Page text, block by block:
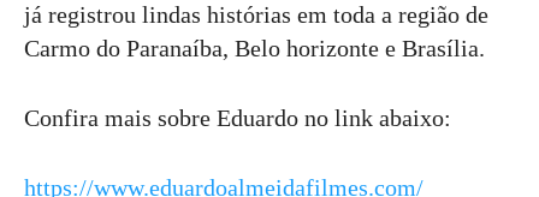
já registrou lindas histórias em toda a região de
Carmo do Paranaíba, Belo horizonte e Brasília.
Confira mais sobre Eduardo no link abaixo:
https://www.eduardoalmeidafilmes.com/